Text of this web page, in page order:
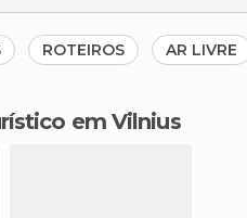
ROTEIROS AR LIVRE
em Vilnius